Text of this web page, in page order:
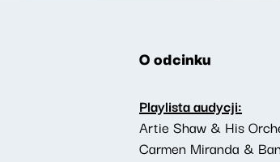
O odcinku
Playlista audycji:
Artie Shaw & His
Carmen Miranda &